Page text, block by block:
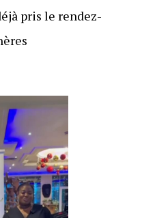
pris le rendez-